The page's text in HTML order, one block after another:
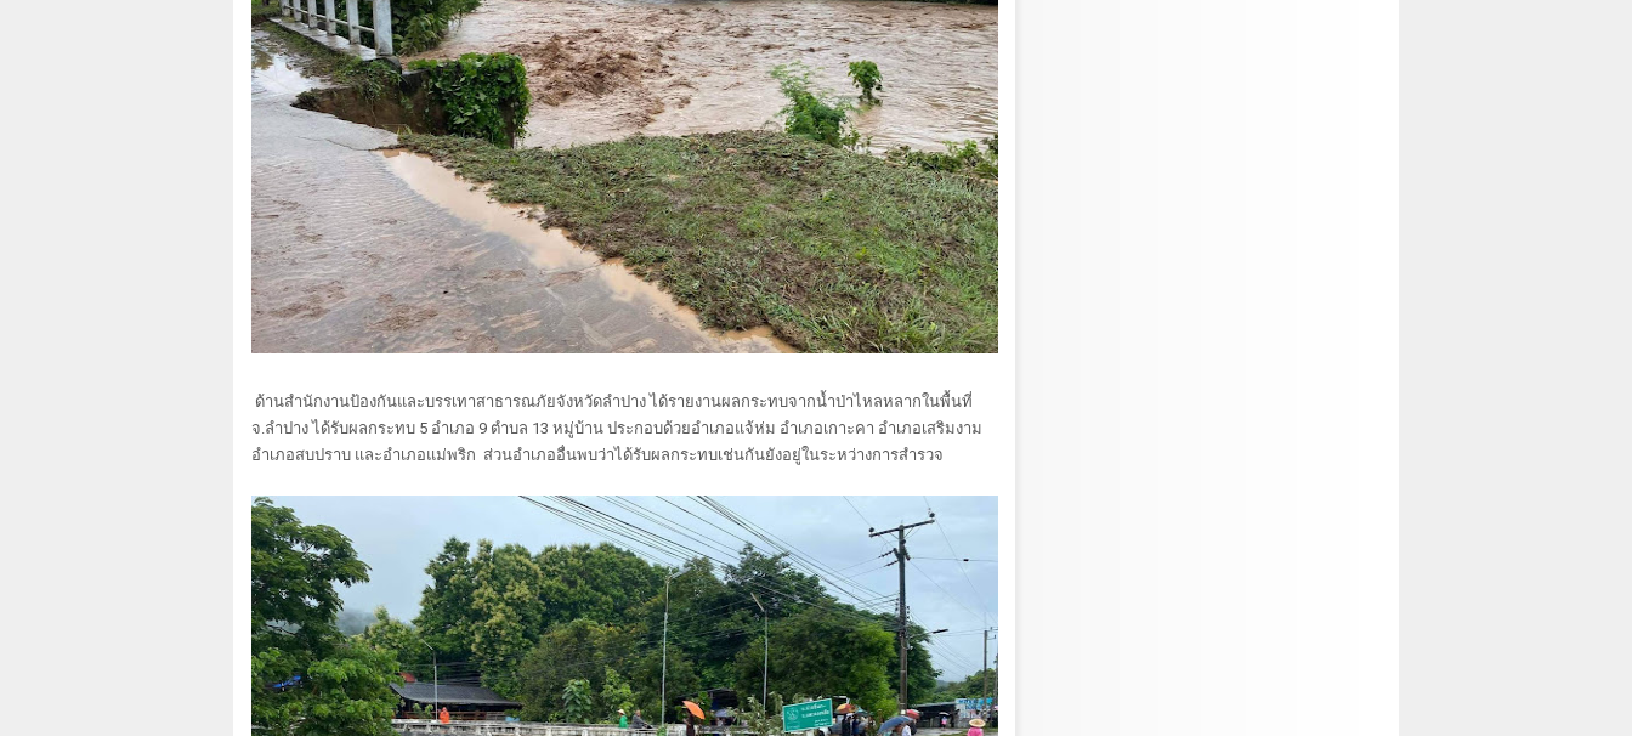
ด้านสำนักงานป้องกันและบรรเทาสาธารณภัยจังหวัดลำปาง ได้รายงานผลกระทบจากน้ำป่าไหลหลากในพื้นที่
จ.ลำปาง ได้รับผลกระทบ 5 อำเภอ 9 ตำบล 13 หมู่บ้าน ประกอบด้วยอำเภอแจ้ห่ม อำเภอเกาะคา อำเภอเสริมงาม
อำเภอสบปราบ และอำเภอแม่พริก ส่วนอำเภออื่นพบว่าได้รับผลกระทบเช่นกันยังอยู่ในระหว่างการสำรวจ